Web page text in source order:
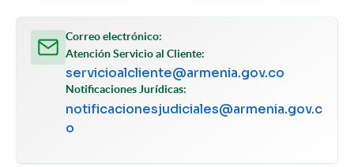
Correo electrónico:
Atención Servicio al Cliente:
servicioalcliente@armenia.gov.co
Notificaciones Jurídicas:
notificacionesjudiciales@armenia.gov.c
o